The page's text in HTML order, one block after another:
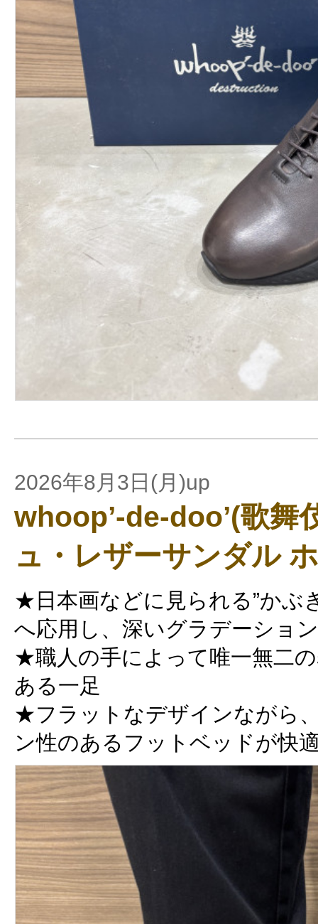
2026年8月3日(月)up
whoop’-de-doo’(歌舞
ュ・レザーサンダル
★日本画などに見られる”かぶ
へ応用し、深いグラデーショ
★職人の手によって唯一無二
ある一足
★フラットなデザインながら
ン性のあるフットベッドが快